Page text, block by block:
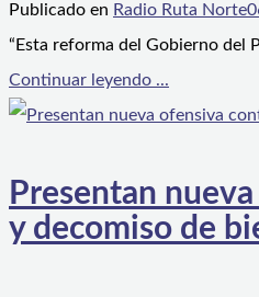
Publicado en Radio Ruta Norte
“Esta reforma del Gobierno del
Continuar leyendo ...
Presentan
y decomiso de